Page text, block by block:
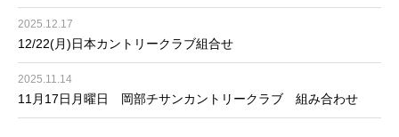
2025.12.17
12/22(月)日本カントリークラブ組合せ
2025.11.14
11月17日月曜日 岡部チサンカントリークラブ 組み合わせ